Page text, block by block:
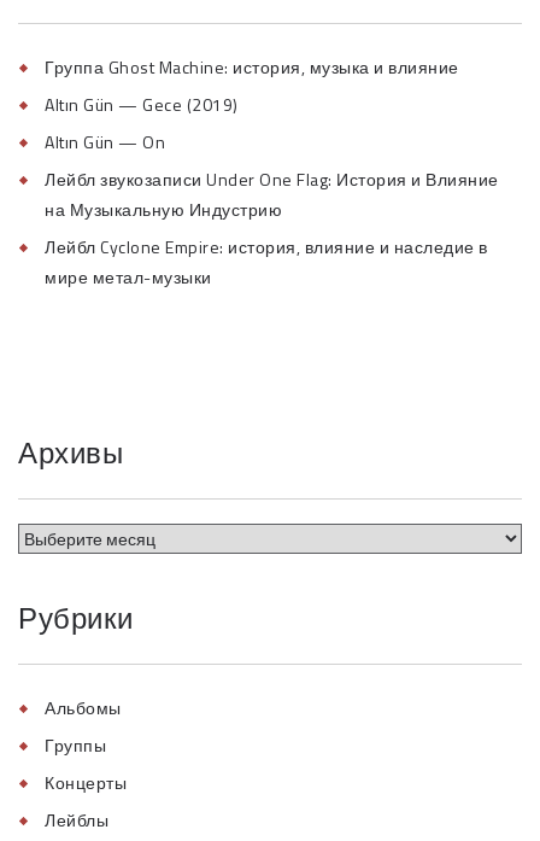
Группа Ghost Machine: история, музыка и влияние
Altın Gün — Gece (2019)
Altın Gün — On
Лейбл звукозаписи Under One Flag: История и Влияние
на Музыкальную Индустрию
Лейбл Cyclone Empire: история, влияние и наследие в
мире метал-музыки
Архивы
Рубрики
Альбомы
Группы
Концерты
Лейблы